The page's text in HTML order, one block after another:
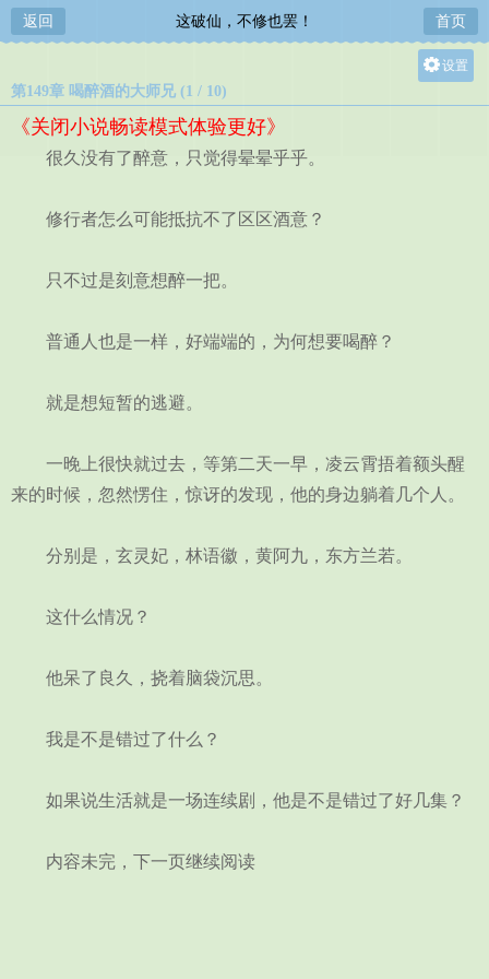
返回 这破仙，不修也罢！ 首页
设置
第149章 喝醉酒的大师兄 (1 / 10)
《关闭小说畅读模式体验更好》
很久没有了醉意，只觉得晕晕乎乎。
修行者怎么可能抵抗不了区区酒意？
只不过是刻意想醉一把。
普通人也是一样，好端端的，为何想要喝醉？
就是想短暂的逃避。
一晚上很快就过去，等第二天一早，凌云霄捂着额头醒
来的时候，忽然愣住，惊讶的发现，他的身边躺着几个人。
分别是，玄灵妃，林语徽，黄阿九，东方兰若。
这什么情况？
他呆了良久，挠着脑袋沉思。
我是不是错过了什么？
如果说生活就是一场连续剧，他是不是错过了好几集？
内容未完，下一页继续阅读